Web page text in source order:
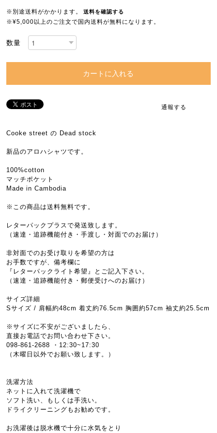
※別途送料がかかります。 送料を確認する
※¥5,000以上のご注文で国内送料が無料になります。
数量
カートに入れる
通報する
Cooke street の Dead stock
新品のアロハシャツです。
100%cotton
マッチポケット
Made in Cambodia
※この商品は送料無料です。
レターパックプラスで発送致します。
（速達・追跡機能付き・手渡し・対面でのお届け）
非対面でのお受け取りを希望の方は
お手数ですが、備考欄に
『レターパックライト希望』とご記入下さい。
（速達・追跡機能付き・郵便受けへのお届け）
サイズ詳細
Sサイズ / 肩幅約48cm 着丈約76.5cm 胸囲約57cm 袖丈約25.5cm
※サイズに不安がございましたら、
直接お電話でお問い合わせ下さい。
098-861-2688 ・12:30~17:30
（木曜日以外でお願い致します。）
洗濯方法
ネットに入れて洗濯機で
ソフト洗い、もしくは手洗い。
ドライクリーニングもお勧めです。
お洗濯後は脱水機で十分に水気をとり